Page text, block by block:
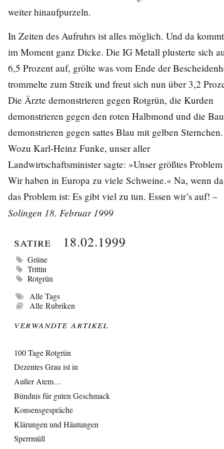
weiter hinaufpurzeln.
In Zeiten des Aufruhrs ist alles möglich. Und da
im Moment ganz Dicke. Die IG Metall plusterte sich
6,5 Prozent auf, grölte was vom Ende der
trommelte zum Streik und freut sich nun über 3,2
Die Ärzte demonstrieren gegen Rotgrün, die Kurden
demonstrieren gegen den roten Halbmond und die
demonstrieren gegen sattes Blau mit gelben Sternchen.
Wozu Karl-Heinz Funke, unser aller
Landwirtschaftsminister sagte: »Unser größtes
Wir haben in Europa zu viele Schweine.« Na, wenn
das Problem ist: Es gibt viel zu tun. Essen wir’s auf! –
Solingen 18. Februar 1999
Satire 18.02.1999
Grüne
Trittin
Rotgrün
Alle Tags
Alle Rubriken
Verwandte Artikel
100 Tage Rotgrün
Dezentes Grau ist in
Außer Atem…
Bündnis für guten Geschmack
Konsensgespräche
Klärungen und Häutungen
Sperrmüll